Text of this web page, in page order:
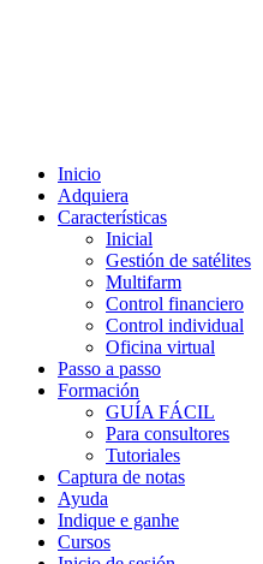
Inicio
Adquiera
Características
Inicial
Gestión de satélites
Multifarm
Control financiero
Control individual
Oficina virtual
Passo a passo
Formación
GUÍA FÁCIL
Para consultores
Tutoriales
Captura de notas
Ayuda
Indique e ganhe
Cursos